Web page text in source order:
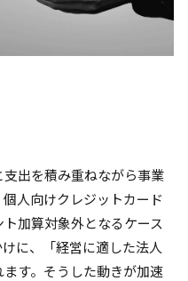
出を積み重ねながら事業
人向けクレジットカード
加算対象外となるケース
に、「経営に適した法人
す。そうした動きが加速